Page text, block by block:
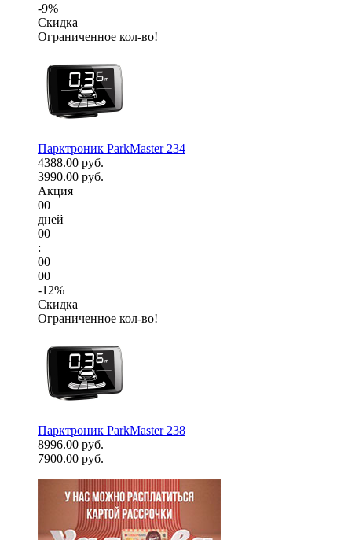
-9%
Скидка
Ограниченное кол-во!
Парктроник ParkMaster 234
4388.00 руб.
3990.00 руб.
Акция
00
дней
00
:
00
00
-12%
Скидка
Ограниченное кол-во!
Парктроник ParkMaster 238
8996.00 руб.
7900.00 руб.